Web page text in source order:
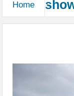
Home
lebourget-